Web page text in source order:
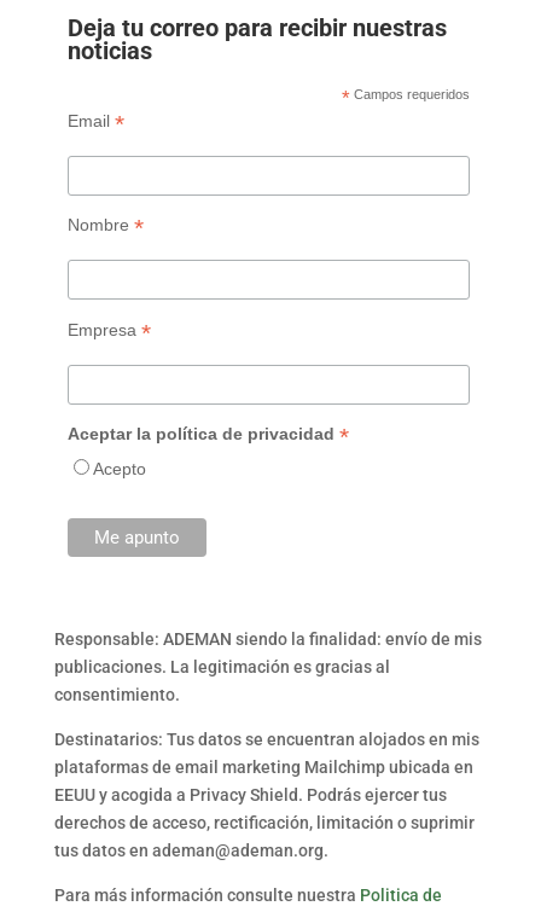
Deja tu correo para recibir nuestras
noticias
* Campos requeridos
Email *
Nombre *
Empresa *
Aceptar la política de privacidad *
Acepto
Responsable: ADEMAN siendo la finalidad: envío de mis
publicaciones. La legitimación es gracias al
consentimiento.
Destinatarios: Tus datos se encuentran alojados en mis
plataformas de email marketing Mailchimp ubicada en
EEUU y acogida a Privacy Shield. Podrás ejercer tus
derechos de acceso, rectificación, limitación o suprimir
tus datos en ademan@ademan.org.
Para más información consulte nuestra Politica de